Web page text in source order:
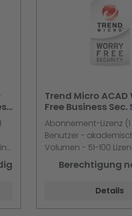
-
Trend Micro
Free Business Sec.
v5 51-100 Liz. 1
Preis pro L
Abonnement-Lizenz (1
Benutzer -
Volumen - 51-100
Englisch
Berechtigung
Details